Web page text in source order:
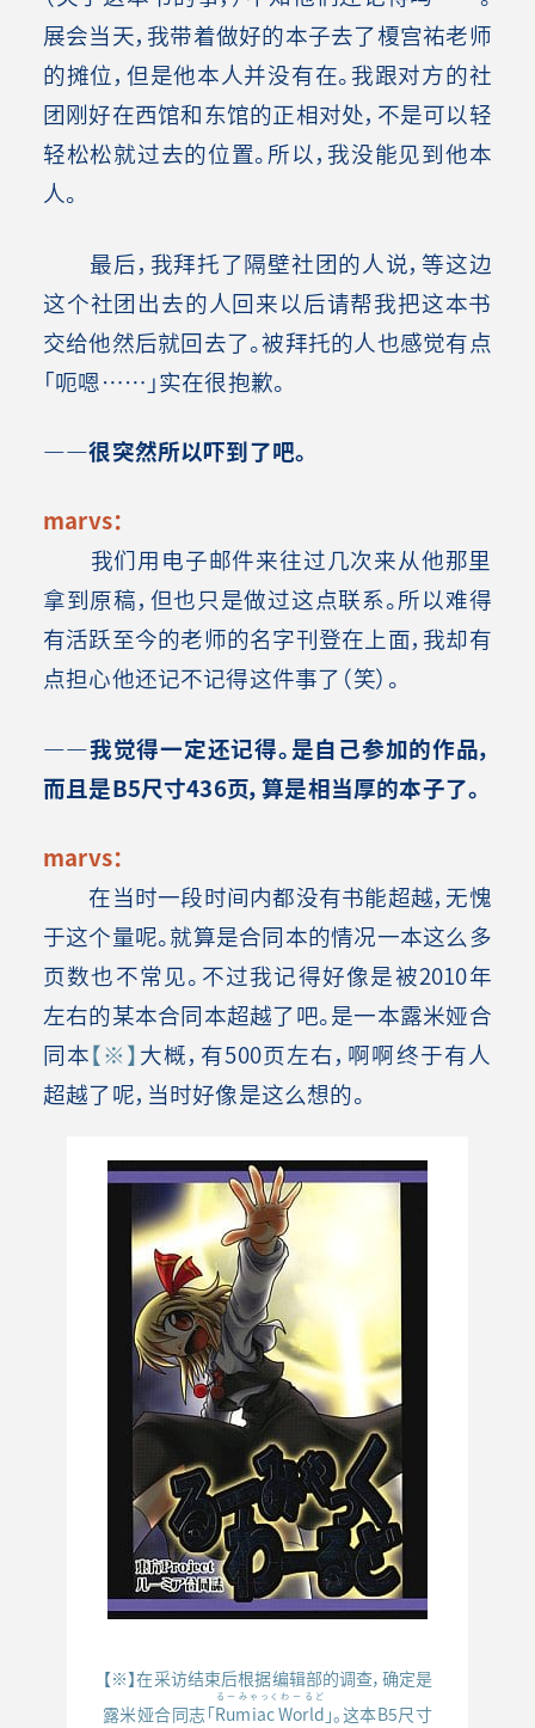
展会当天，我带着做好的本子去了榎宫祐老师
的摊位，但是他本人并没有在。我跟对方的社
团刚好在西馆和东馆的正相对处，不是可以轻
轻松松就过去的位置。所以，我没能见到他本
人。
最后，我拜托了隔壁社团的人说，等这边
这个社团出去的人回来以后请帮我把这本书
交给他然后就回去了。被拜托的人也感觉有点
「呃嗯……」实在很抱歉。
――很突然所以吓到了吧。
marvs：
我们用电子邮件来往过几次来从他那里
拿到原稿，但也只是做过这点联系。所以难得
有活跃至今的老师的名字刊登在上面，我却有
点担心他还记不记得这件事了（笑）。
――我觉得一定还记得。是自己参加的作品，
而且是B5尺寸436页，算是相当厚的本子了。
marvs：
在当时一段时间内都没有书能超越，无愧
于这个量呢。就算是合同本的情况一本这么多
页数也不常见。不过我记得好像是被2010年
左右的某本合同本超越了吧。是一本露米娅合
同本【※】大概，有500页左右，啊啊终于有人
超越了呢，当时好像是这么想的。
【※】在采访结束后根据编辑部的调查，确定是
露米娅合同志「Rumiac World
るーみゃっくわーるど
」。这本B5尺寸